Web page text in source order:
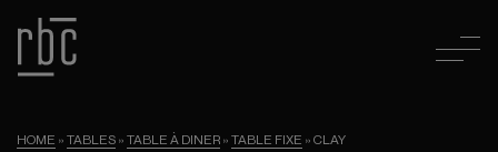
HOME » TABLES » TABLE À DINER » TABLE FIXE » CLAY